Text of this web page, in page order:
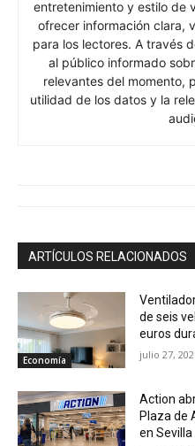
entretenimiento y estilo de
ofrecer información clara,
para los lectores. A través
al público informado
relevantes del momento,
utilidad de los datos y la
ARTÍCULOS RELACIONADOS
Economía
de seis
euros
julio 27,
Action
Plaza de
en Sevilla